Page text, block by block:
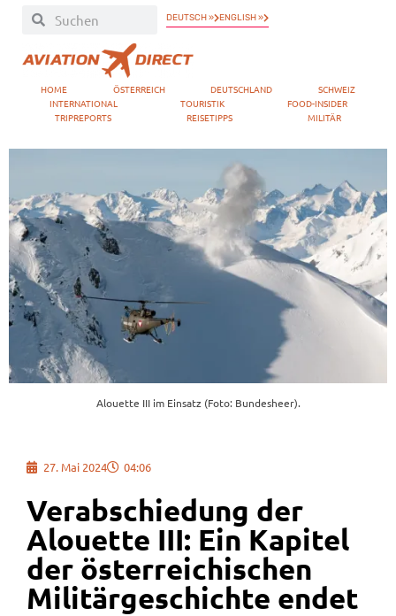
DEUTSCH » ENGLISH »
HOME ÖSTERREICH DEUTSCHLAND
SCHWEIZ
INTERNATIONAL
TOURISTIK
FOOD-INSIDER
TRIPREPORTS
REISETIPPS MILITÄR
Alouette III im Einsatz (Foto: Bundesheer).
27. Mai 2024 04:06
Verabschiedung der
Alouette III: Ein Kapitel
der österreichischen
Militärgeschichte endet